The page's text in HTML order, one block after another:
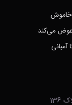
خاموش
عوض می‌کند